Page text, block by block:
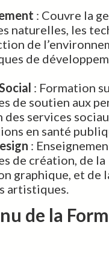
: Couvre la
naturelles, les
de
de
: Formation
de soutien aux
des services
en santé
:
de création, de la
graphique, et de
artistiques.
de la